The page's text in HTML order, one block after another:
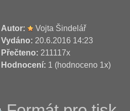
Autor:
Vojta Šindelář
Vydáno: 20.6.2016 14:23
Přečteno: 211117x
Hodnocení: 1 (hodnoceno 1x)